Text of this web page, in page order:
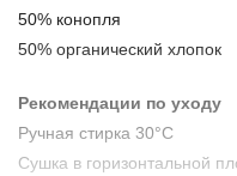
50% конопля
50% органический хлопок
Рекомендации по уходу
Ручная стирка 30°C
Сушка в горизонтальной